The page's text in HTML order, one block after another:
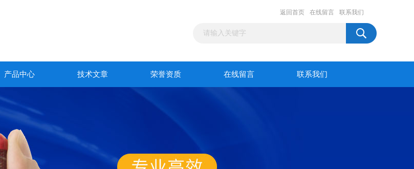
返回首页 在线留言 联系我们
产品中心 技术文章 荣誉资质 在线留言 联系我们